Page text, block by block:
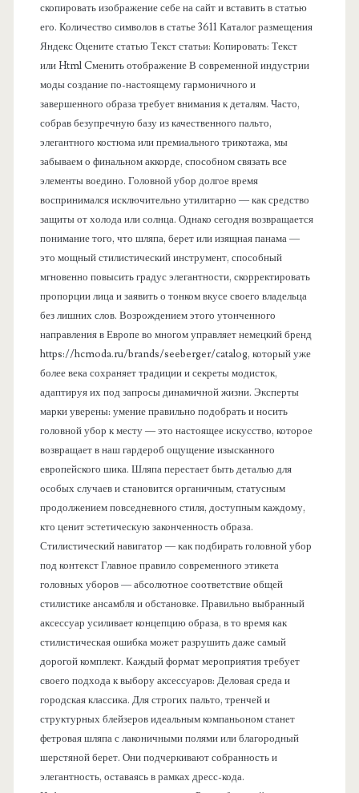
скопировать изображение себе на сайт и вставить в статью
его. Количество символов в статье 3611 Каталог размещения
Яндекс Оцените статью Текст статьи: Копировать: Текст
или Html Cменить отображение В современной индустрии
моды создание по-настоящему гармоничного и
завершенного образа требует внимания к деталям. Часто,
собрав безупречную базу из качественного пальто,
элегантного костюма или премиального трикотажа, мы
забываем о финальном аккорде, способном связать все
элементы воедино. Головной убор долгое время
воспринимался исключительно утилитарно — как средство
защиты от холода или солнца. Однако сегодня возвращается
понимание того, что шляпа, берет или изящная панама —
это мощный стилистический инструмент, способный
мгновенно повысить градус элегантности, скорректировать
пропорции лица и заявить о тонком вкусе своего владельца
без лишних слов. Возрождением этого утонченного
направления в Европе во многом управляет немецкий бренд
https://hcmoda.ru/brands/seeberger/catalog, который уже
более века сохраняет традиции и секреты модисток,
адаптируя их под запросы динамичной жизни. Эксперты
марки уверены: умение правильно подобрать и носить
головной убор к месту — это настоящее искусство, которое
возвращает в наш гардероб ощущение изысканного
европейского шика. Шляпа перестает быть деталью для
особых случаев и становится органичным, статусным
продолжением повседневного стиля, доступным каждому,
кто ценит эстетическую законченность образа.
Стилистический навигатор — как подбирать головной убор
под контекст Главное правило современного этикета
головных уборов — абсолютное соответствие общей
стилистике ансамбля и обстановке. Правильно выбранный
аксессуар усиливает концепцию образа, в то время как
стилистическая ошибка может разрушить даже самый
дорогой комплект. Каждый формат мероприятия требует
своего подхода к выбору аксессуаров: Деловая среда и
городская классика. Для строгих пальто, тренчей и
структурных блейзеров идеальным компаньоном станет
фетровая шляпа с лаконичными полями или благородный
шерстяной берет. Они подчеркивают собранность и
элегантность, оставаясь в рамках дресс-кода.